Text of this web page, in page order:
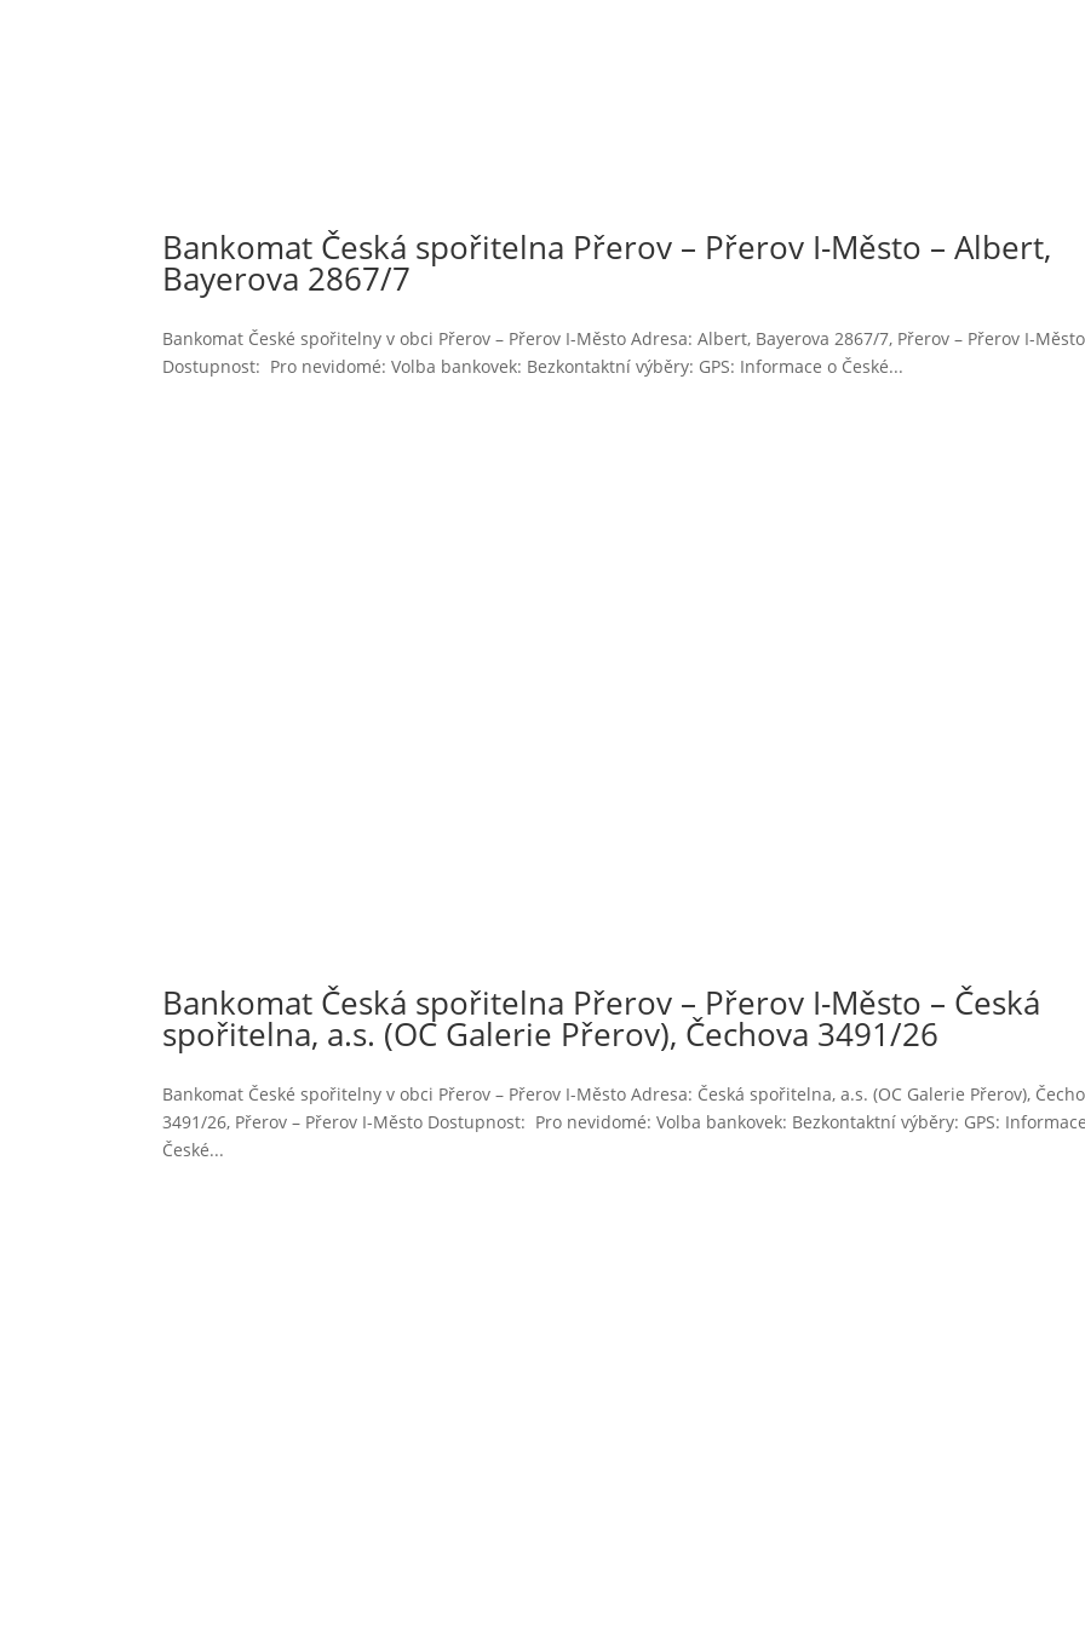
Bankomat Česká spořitelna Přerov – Přerov I-Město – Albert,
Bayerova 2867/7
Bankomat České spořitelny v obci Přerov – Přerov I-Město Adresa: Albert, Bayerova 2867/7, Přerov – Přerov I-Město
Dostupnost: Pro nevidomé: Volba bankovek: Bezkontaktní výběry: GPS: Informace o České...
Bankomat Česká spořitelna Přerov – Přerov I-Město – Česká
spořitelna, a.s. (OC Galerie Přerov), Čechova 3491/26
Bankomat České spořitelny v obci Přerov – Přerov I-Město Adresa: Česká spořitelna, a.s. (OC Galerie Přerov),
3491/26, Přerov – Přerov I-Město Dostupnost: Pro nevidomé: Volba bankovek: Bezkontaktní výběry: GPS:
České...